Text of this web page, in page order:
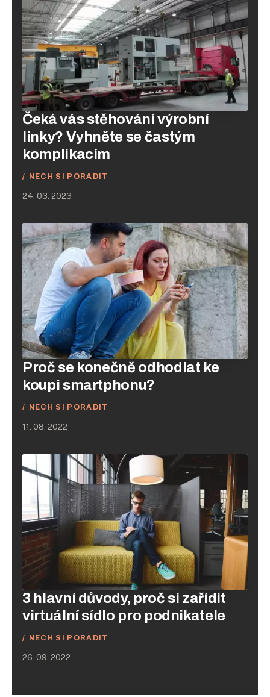
Čeká vás stěhování výrobní
linky? Vyhněte se častým
komplikacím
NECH SI PORADIT
24. 03. 2023
Proč se konečně odhodlat ke
koupi smartphonu?
NECH SI PORADIT
11. 08. 2022
3 hlavní důvody, proč si zařídit
virtuální sídlo pro podnikatele
NECH SI PORADIT
26. 09. 2022